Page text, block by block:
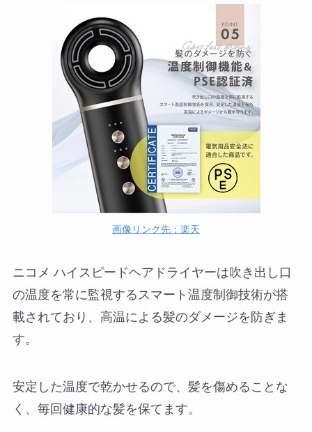
画像リンク先：楽天
ニコメ ハイスピードヘアドライヤーは吹き出し口
の温度を常に監視するスマート温度制御技術が搭
載されており、高温による髪のダメージを防ぎま
す。
安定した温度で乾かせるので、髪を傷めることな
く、毎回健康的な髪を保てます。